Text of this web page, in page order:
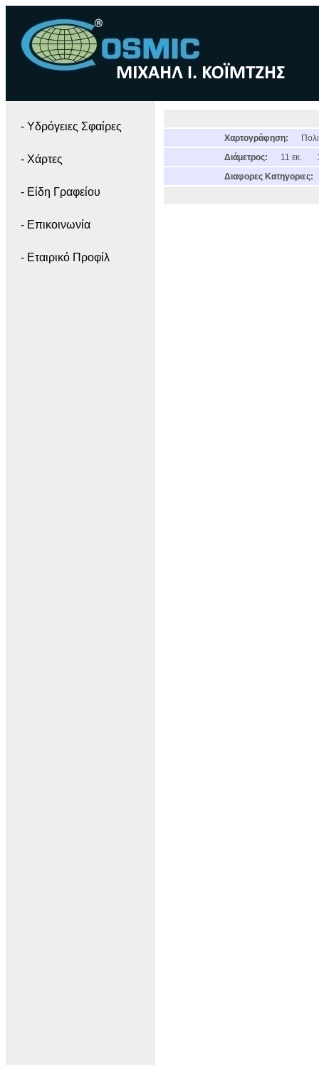
- Yδρόγειες Σφαίρες
- Χάρτες
- Είδη Γραφείου
- Επικοινωνία
- Εταιρικό Προφίλ
Χαρτογράφηση:
Διάμετρος:
11 εκ.
Διαφορες Κατηγοριες: